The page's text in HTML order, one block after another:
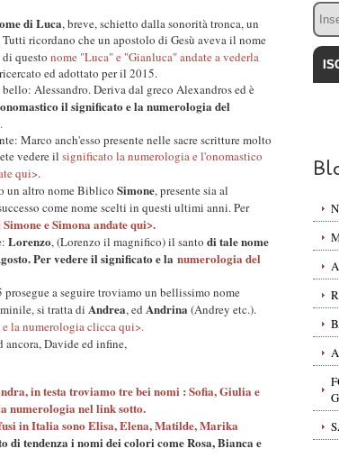
di Luca, breve, schietto dalla sonorità tronca, un
ricordano che un apostolo di Gesù aveva il nome
di questo nome "Luca" e "Gianluca" andate a vederla
ed adottato per il 2015.
Alessandro. Deriva dal greco Alexandros ed è
onomastico il significato e la numerologia del
Marco anch'esso presente nelle sacre scritture molto
vedere il significato la numerologia e l'onomastico
qui>.
un altro nome Biblico Simone, presente sia al
come nome scelti in questi ultimi anni. Per
e Simona andate qui>.
Lorenzo, (Lorenzo il magnifico) il santo di tale nome
Per vedere il significato e la numerologia del
a seguire troviamo un bellissimo nome
si tratta di Andrea, ed Andrina (Andrey etc.).
la numerologia clicca qui>.
ancora, Davide ed infine,
, in testa troviamo tre bei nomi : Sofia,Giulia e
numerologia nel link sotto.
in Italia sono Elisa,Elena,Matilde,Marika
di tendenza i nomi dei colori comeRosa,Bianca e